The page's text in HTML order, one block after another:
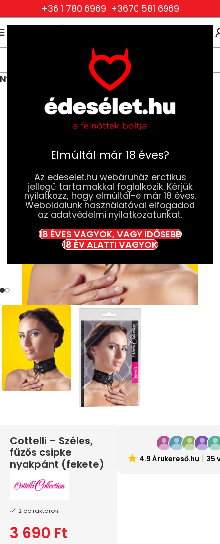
Elmúltál már 18 éves?
Az edeselet.hu webáruház erotikus
jellegű tartalmakkal foglalkozik. Kérjük
nyilatkozz, hogy elmúltál-e már 18 éves.
Weboldalunk használatával elfogadod
az adatvédelmi nyilatkozatunkat.
18 ÉVES VAGYOK, VAGY IDŐSEBB
18 ÉV ALATTI VAGYOK
+36 1 780 6969 +3670 581 6969
Ruhák és Fehérneműk
Kiegészítők és ékszerek
Nyakpántok és Nyakörvek
Cottelli – Széles,
fűzős csipke
nyakpánt (fekete)
2 db raktáron.
3 690 Ft
4.9 Árukereső.hu 35